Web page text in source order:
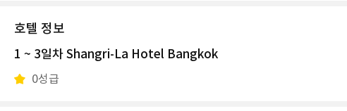
호텔 정보
1 ~ 3일차 Shangri-La Hotel Bangkok
0성급